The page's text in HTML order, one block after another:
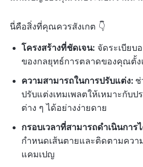
นี่คือสิ่งที่คุณควรสังเกต 👇
โครงสร้างที่ชัดเจน: จัดระเบียบ
ของกลยุทธ์การตลาดของคุณตั้
ความสามารถในการปรับแต่ง: ช่
ปรับแต่งเทมเพลตให้เหมาะกับป
ต่าง ๆ ได้อย่างง่ายดาย
กรอบเวลาที่สามารถดำเนินการ
กำหนดเส้นตายและติดตามควา
แคมเปญ